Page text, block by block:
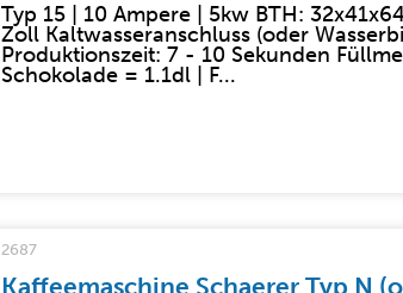
Typ 15 | 10 Ampere | 5kw BTH:
Zoll Kaltwasseranschluss (oder
Produktionszeit: 7 - 10 Sekunden
Schokolade = 1.1dl | F...
2687
Kaffeemaschine Schaerer Typ N